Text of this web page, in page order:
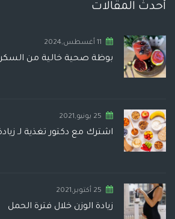
أحدث المقالات
11 أغسطس,2024
بوظة صحية خالية من السكر
25 يونيو,2021
اشترك مع دكتور تغذية لـ
25 أكتوبر,2021
زيادة الوزن خلال فترة الحمل